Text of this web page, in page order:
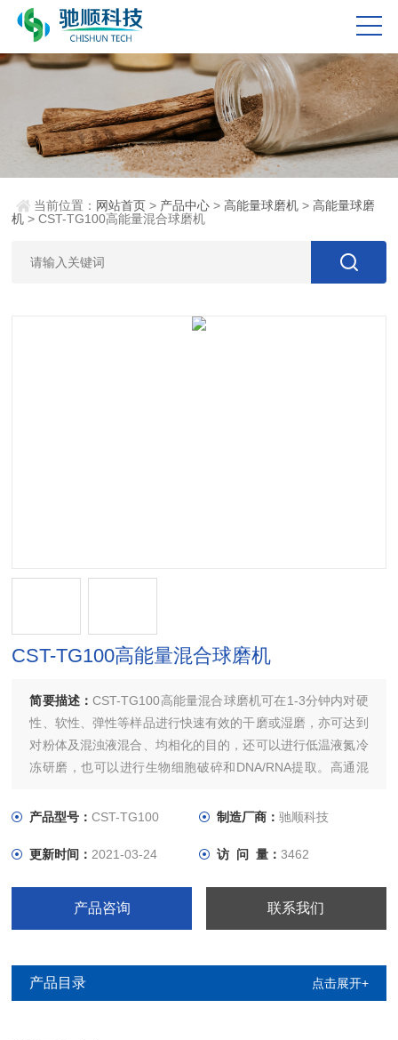
当前位置： 网站首页 > 产品中心 >高能量球磨机 >高能量球磨
机 > CST-TG100高能量混合球磨机
CST-TG100高能量混合球磨机
简要描述：CST-TG100高能量混合球磨机可在1-3分钟内对硬
性、软性、弹性等样品进行快速有效的干磨或湿磨，亦可达到
对粉体及混浊液混合、均相化的目的，还可以进行低温液氮冷
冻研磨，也可以进行生物细胞破碎和DNA/RNA提取。高通混
胞、细菌、芽孢和酵母等。
产品型号：CST-TG100 制造厂商： 驰顺科技
更新时间： 2021-03-24 访 问 量： 3462
产品咨询 联系我们
产品目录 点击展开+